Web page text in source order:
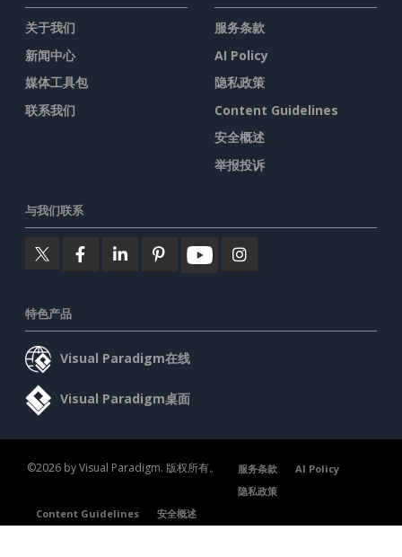
关于我们
新闻中心
媒体工具包
联系我们
服务条款
AI Policy
隐私政策
Content Guidelines
安全概述
举报投诉
与我们联系
特色产品
Visual Paradigm在线
Visual Paradigm桌面
©2026 by Visual Paradigm. 版权所有。 服务条款
AI Policy
隐私政策
Content Guidelines
安全概述